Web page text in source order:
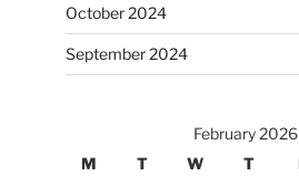
October 2024
September 2024
February 2026
M
T W T